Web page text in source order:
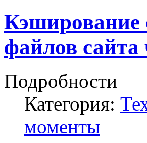
Кэширование
файлов сайта
Подробности
Категория:
моменты